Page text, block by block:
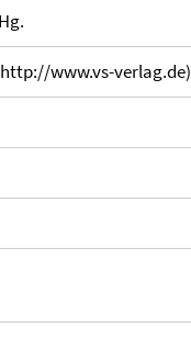
www.vs-verlag.de)